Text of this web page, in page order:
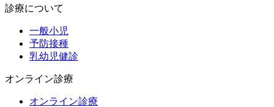
診療について
一般小児
予防接種
乳幼児健診
オンライン診療
オンライン診療